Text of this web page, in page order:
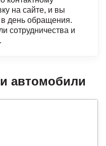
на сайте, и вы
день обращения.
сотрудничества и
автомобили